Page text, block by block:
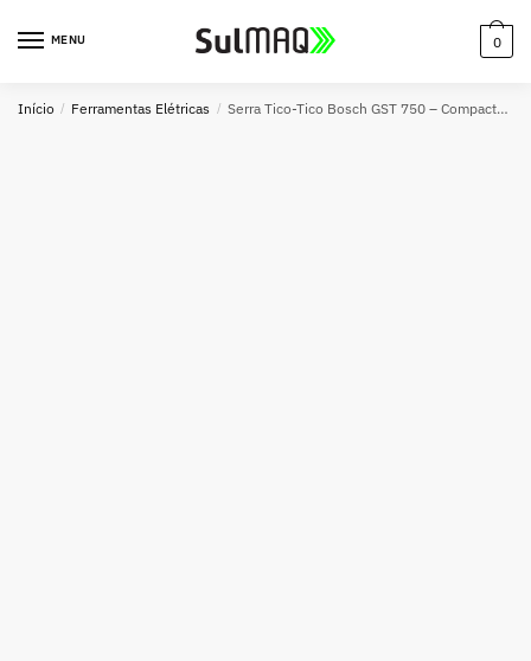
MENU 0
Início / Ferramentas Elétricas / Serra Tico-Tico Bosch GST 750 – Compacta, Precisa e Potente